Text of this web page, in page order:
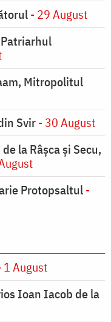
- 29 August
Mitropolitul
Svir- 30 August
la Râşca şi Secu,
Protopsaltul-
1 August
Ioan Iacob de la